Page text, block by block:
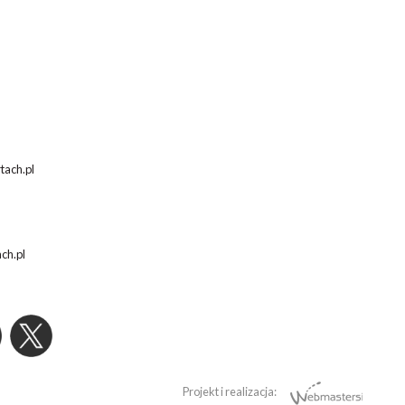
Projekt i realizacja: